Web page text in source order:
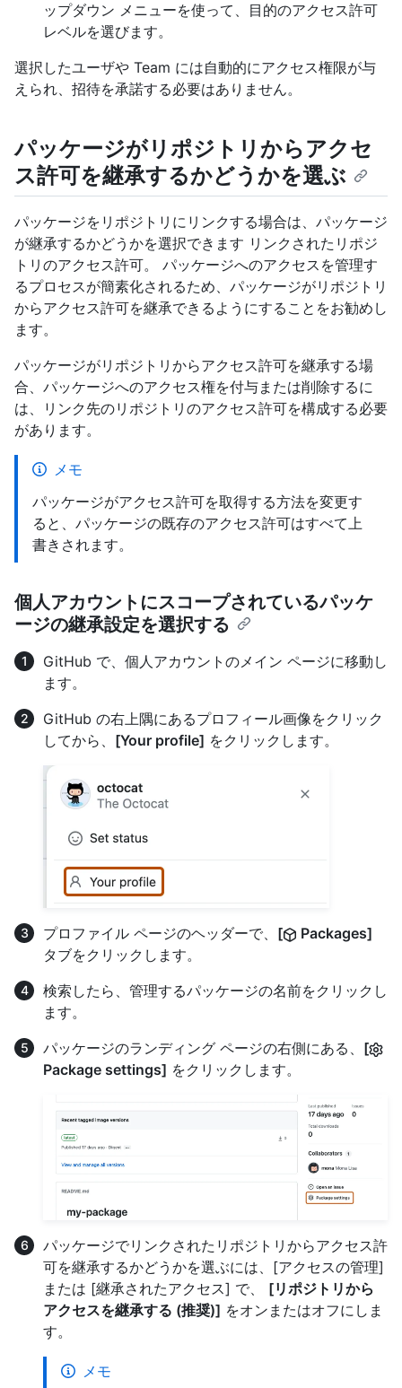
ップダウン メニューを使って、目的のアクセス許可
レベルを選びます。
選択したユーザや Team には自動的にアクセス権限が与
えられ、招待を承諾する必要はありません。
パッケージがリポジトリからアクセ
ス許可を継承するかどうかを選ぶ
パッケージをリポジトリにリンクする場合は、パッケージ
が継承するかどうかを選択できます リンクされたリポジ
トリのアクセス許可。 パッケージへのアクセスを管理す
るプロセスが簡素化されるため、パッケージがリポジトリ
からアクセス許可を継承できるようにすることをお勧めし
ます。
パッケージがリポジトリからアクセス許可を継承する場
合、パッケージへのアクセス権を付与または削除するに
は、リンク先のリポジトリのアクセス許可を構成する必要
があります。
メモ
パッケージがアクセス許可を取得する方法を変更す
ると、パッケージの既存のアクセス許可はすべて上
書きされます。
個人アカウントにスコープされているパッケ
ージの継承設定を選択する
GitHub で、個人アカウントのメイン ページに移動し
ます。
GitHub の右上隅にあるプロフィール画像をクリック
してから、 [Your profile] をクリックします。
プロファイル ページのヘッダーで、 [
Packages]
タブをクリックします。
検索したら、管理するパッケージの名前をクリックし
ます。
パッケージのランディング ページの右側にある、 [
Package settings] をクリックします。
パッケージでリンクされたリポジトリからアクセス許
可を継承するかどうかを選ぶには、[アクセスの管理]
または [継承されたアクセス] で、 [リポジトリから
アクセスを継承する (推奨)] をオンまたはオフにしま
す。
メモ